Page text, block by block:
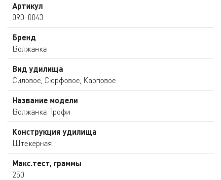
Артикул
090-0043
Бренд
Волжанка
Вид удилища
Силовое, Сюрфовое, Карповое
Название модели
Волжанка Трофи
Конструкция удилища
Штекерная
Макс.тест, граммы
250